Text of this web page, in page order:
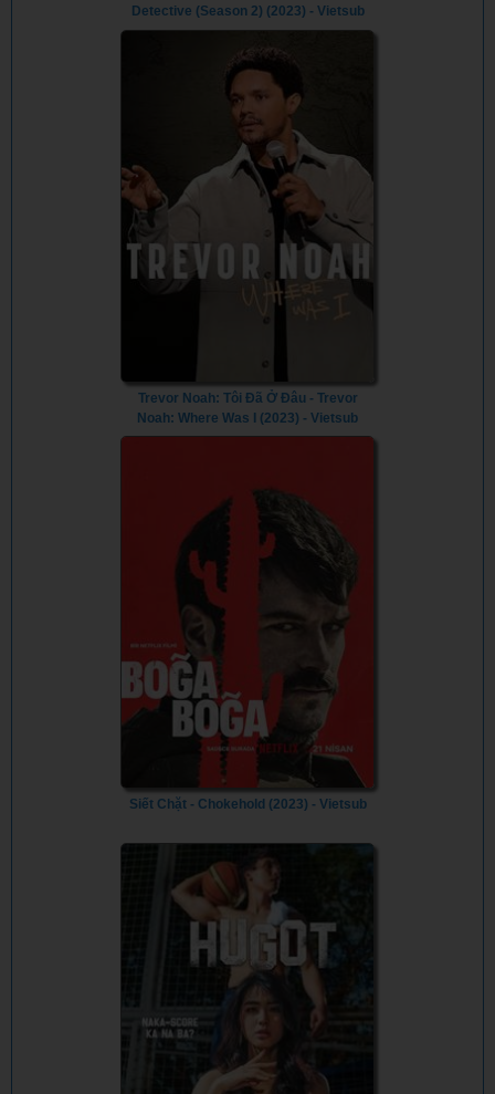
Detective (Season 2) (2023) - Vietsub
Trevor Noah: Tôi Đã Ở Đâu - Trevor
Noah: Where Was I (2023) - Vietsub
Siết Chặt - Chokehold (2023) - Vietsub